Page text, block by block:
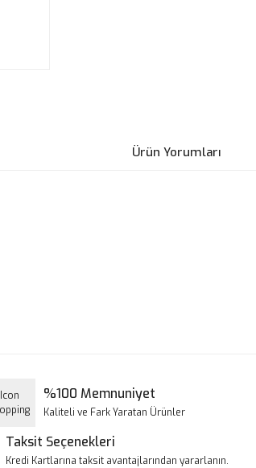
Ürün Yorumları
%100 Memnuniyet
Kaliteli ve Fark Yaratan Ürünler
Taksit Seçenekleri
Kredi Kartlarına taksit avantajlarından yararlanın.